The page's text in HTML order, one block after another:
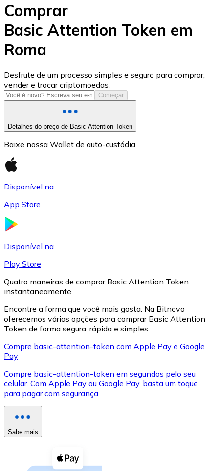
USD Coin
USDC
Ver tudo
Cupons cripto
Compre criptomoedas com dinheiro e outros
Transferência SEPA
Comprar
Basic Attention Token em
Roma
Desfrute de um processo simples e seguro para comprar,
vender e trocar criptomoedas.
Começar
Detalhes do preço de Basic Attention Token
Baixe nossa Wallet de auto-custódia
Disponível na
App Store
Disponível na
Play Store
Quatro maneiras de comprar Basic Attention Token
instantaneamente
Encontre a forma que você mais gosta. Na Bitnovo
oferecemos várias opções para comprar Basic Attention
Token de forma segura, rápida e simples.
Compre basic-attention-token com Apple Pay e Google
Pay
Compre basic-attention-token em segundos pelo seu
celular. Com Apple Pay ou Google Pay, basta um toque
para pagar com segurança.
Sabe mais